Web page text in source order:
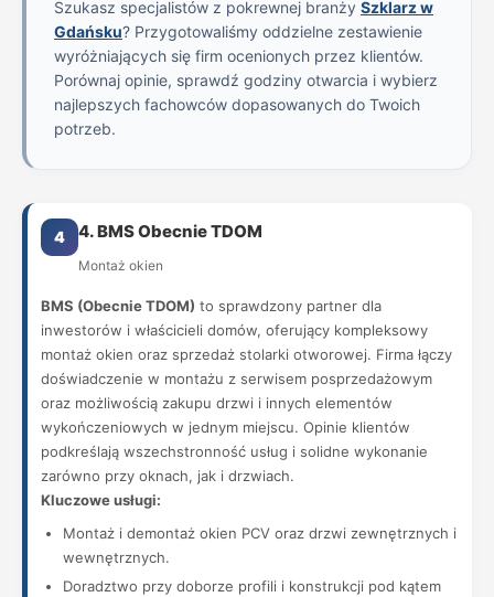
Szukasz specjalistów z pokrewnej branży Szklarz w
Gdańsku? Przygotowaliśmy oddzielne zestawienie
wyróżniających się firm ocenionych przez klientów.
Porównaj opinie, sprawdź godziny otwarcia i wybierz
najlepszych fachowców dopasowanych do Twoich
potrzeb.
4 4. BMS Obecnie TDOM
Montaż okien
BMS (Obecnie TDOM) to sprawdzony partner dla
inwestorów i właścicieli domów, oferujący kompleksowy
montaż okien oraz sprzedaż stolarki otworowej. Firma łączy
doświadczenie w montażu z serwisem posprzedażowym
oraz możliwością zakupu drzwi i innych elementów
wykończeniowych w jednym miejscu. Opinie klientów
podkreślają wszechstronność usług i solidne wykonanie
zarówno przy oknach, jak i drzwiach.
Kluczowe usługi:
Montaż i demontaż okien PCV oraz drzwi zewnętrznych i
wewnętrznych.
Doradztwo przy doborze profili i konstrukcji pod kątem